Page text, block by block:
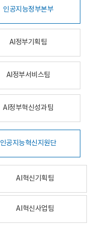
인공지능정부본부
AI정부기획팀
AI정부서비스팀
AI정부혁신성과팀
인공지능혁신지원단
AI혁신기획팀
AI혁신사업팀